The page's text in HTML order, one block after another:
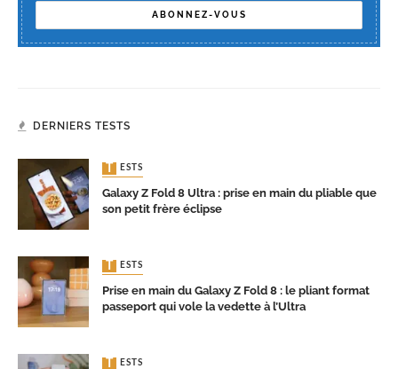
DERNIERS TESTS
TESTS
Galaxy Z Fold 8 Ultra : prise en main du pliable que
son petit frère éclipse
TESTS
Prise en main du Galaxy Z Fold 8 : le pliant format
passeport qui vole la vedette à l’Ultra
TESTS